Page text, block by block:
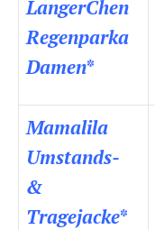
LangerChen
Regenparka
Damen*
Mamalila
Umstands-
&
Tragejacke*